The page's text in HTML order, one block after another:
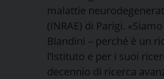
malattie
(INRAE) di Parigi.
Blandini – perché è un
l’Istituto e per i suoi
decennio di ricerca